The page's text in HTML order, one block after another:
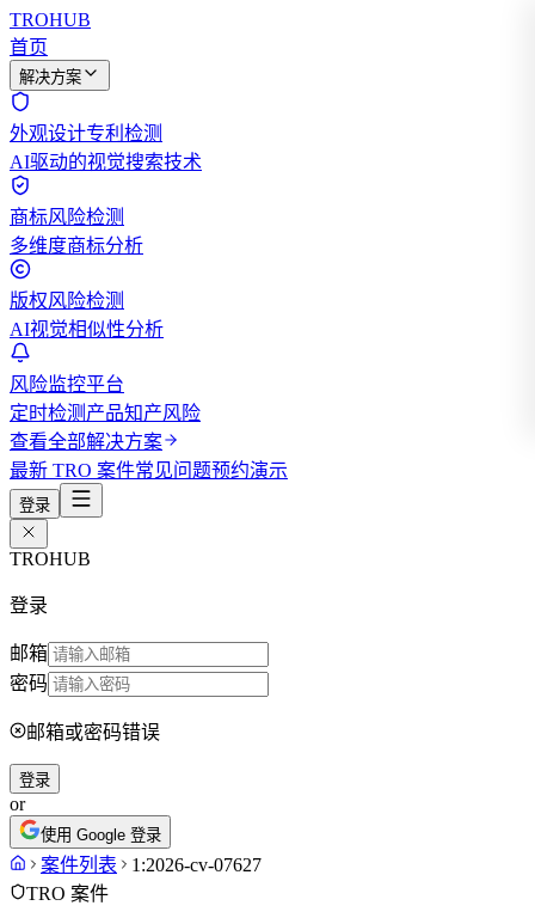
TROHUB
首页
解决方案
外观设计专利检测
AI驱动的视觉搜索技术
商标风险检测
多维度商标分析
版权风险检测
AI视觉相似性分析
风险监控平台
定时检测产品知产风险
查看全部解决方案
最新 TRO 案件常见问题预约演示
登录
TROHUB
登录
邮箱
密码
邮箱或密码错误
登录
or
使用 Google 登录
案件列表
1:2026-cv-07627
TRO 案件